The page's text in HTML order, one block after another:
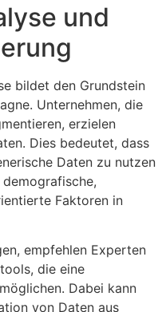
und
bildet den Grundstein
Unternehmen, die
erzielen
Dies bedeutet, dass
Daten zu nutzen
Faktoren in
empfehlen Experten
die eine
Dabei kann
von Daten aus